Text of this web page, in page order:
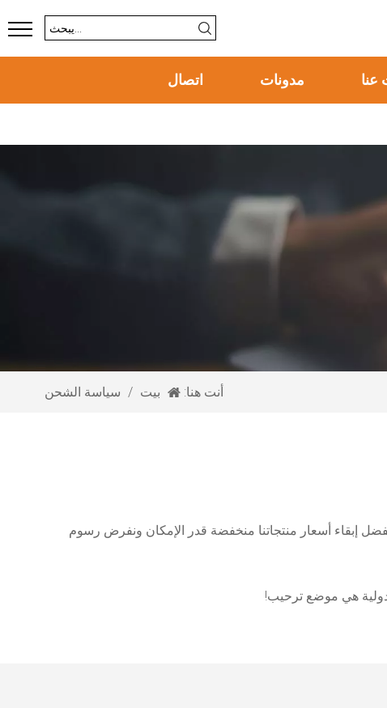
اتصال مدونات
أنت هنا: بيت / سياسة الشحن
إبقاء أسعار منتجاتنا منخفضة قدر الإمكان ونفرض رسوم
هي موضع ترحيب!